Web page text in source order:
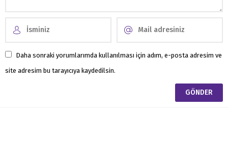
Daha sonraki yorumlarımda kullanılması için adım, e-posta adresim ve
site adresim bu tarayıcıya kaydedilsin.